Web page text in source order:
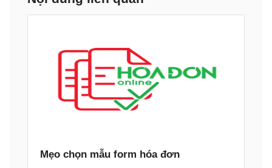
Mẹo chọn mẫu form hóa đơn